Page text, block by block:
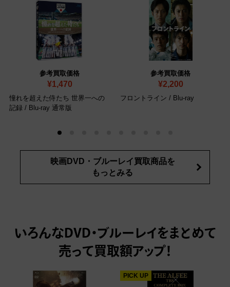
参考買取価格
¥1,470
憧れを超えた侍たち 世界一への
記録 / Blu-ray 通常版
参考買取価格
¥2,200
フロントライン / Blu-ray
映画DVD・ブルーレイ買取商品を
もっとみる
いろんなDVD・ブルーレイをまとめて
売って買取額アップ！
PICK UP